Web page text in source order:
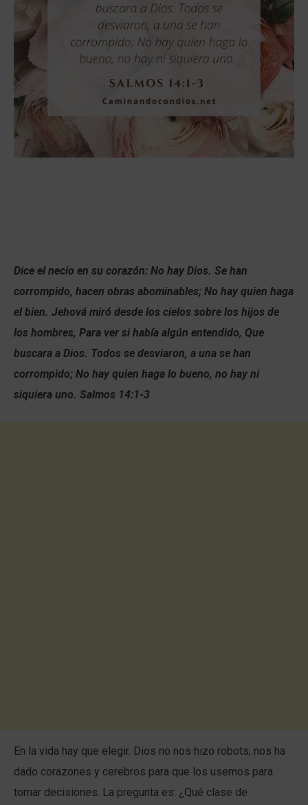
Dice el necio en su corazón: No hay Dios. Se han
corrompido, hacen obras abominables; No hay quien haga
el bien. Jehová miró desde los cielos sobre los hijos de
los hombres, Para ver si había algún entendido, Que
buscara a Dios. Todos se desviaron, a una se han
corrompido; No hay quien haga lo bueno, no hay ni
siquiera uno. Salmos 14:1-3
En la vida hay que elegir. Dios no nos hizo robots; nos ha
dado corazones y cerebros para que los usemos para
tomar decisiones. La pregunta es: ¿Qué clase de